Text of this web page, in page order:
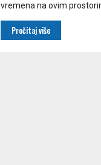
vremena na ovim
Pročitaj više